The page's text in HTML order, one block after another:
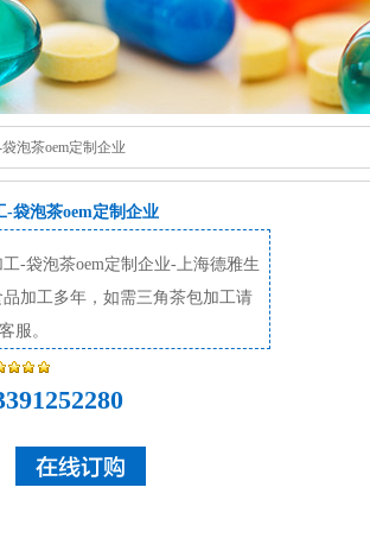
泡茶oem定制企业
-袋泡茶oem定制企业
-袋泡茶oem定制企业-上海德雅生
加工多年，如需三角茶包加工请
服。